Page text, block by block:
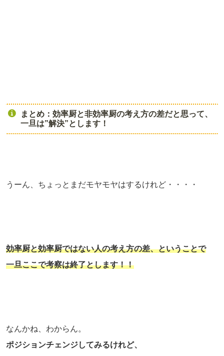
まとめ：効率厨と非効率厨の考え方の差だと思って、
一旦は”解決”とします！
うーん、ちょっとまだモヤモヤはするけれど・・・・
効率厨と効率厨ではない人の考え方の差、ということで
一旦ここで考察は終了とします！！
なんかね、わからん。
ポジションチェンジしてみるけれど、